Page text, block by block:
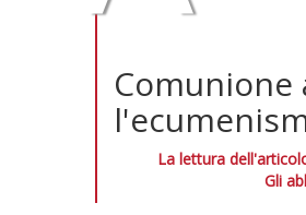
Comunione
La lettura
Gli